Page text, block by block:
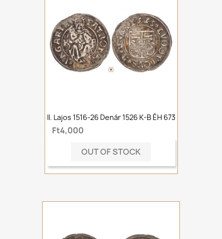
II. Lajos 1516-26 Denár 1526 K-B ÉH 673
Ft4,000
OUT OF STOCK